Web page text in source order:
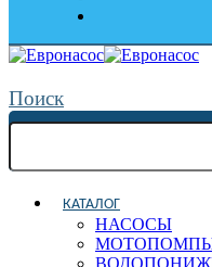
Поиск
КАТАЛОГ
НАСОСЫ